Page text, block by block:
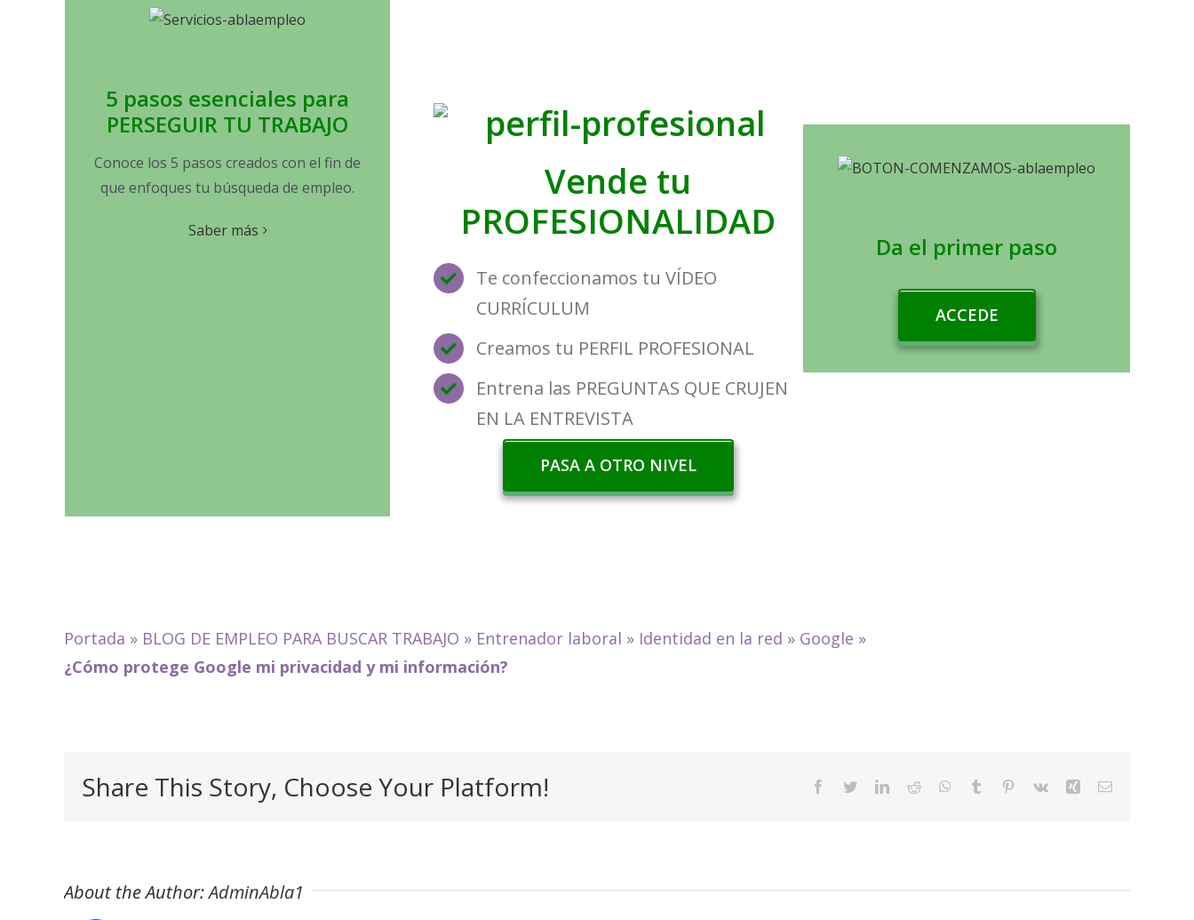
5 pasos esenciales para
PERSEGUIR TU TRABAJO
Conoce los 5 pasos creados con el fin de
que enfoques tu búsqueda de empleo.
Saber más
Vende tu
PROFESIONALIDAD
Te confeccionamos tu VÍDEO
CURRÍCULUM
Creamos tu PERFIL PROFESIONAL
Entrena las PREGUNTAS QUE CRUJEN
EN LA ENTREVISTA
PASA A OTRO NIVEL
Da el primer paso
ACCEDE
Portada » BLOG DE EMPLEO PARA BUSCAR TRABAJO » Entrenador laboral » Identidad en la red » Google »
¿Cómo protege Google mi privacidad y mi información?
Share This Story, Choose Your Platform! Facebook
TwitterLinkedIn
Reddit WhatsApp
Tumblr Pinterest
Vk Xing Email
About the Author:AdminAbla1